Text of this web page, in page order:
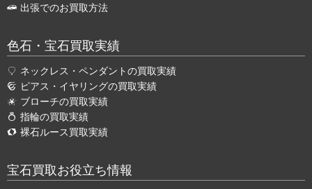
出張でのお買取方法
色石・宝石買取実績
ネックレス・ペンダントの買取実績
ピアス・イヤリングの買取実績
ブローチの買取実績
指輪の買取実績
裸石ルース買取実績
宝石買取お役立ち情報